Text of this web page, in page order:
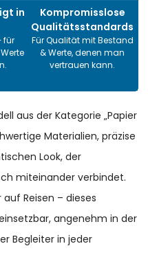
in
für
Kompromisslose
Qualitätsstandards
Für Qualität mit Bestand
& Werte, denen man
vertrauen kann.
aus der Kategorie „Papier
Materialien, präzise
Look, der
miteinander verbindet.
Reisen – dieses
angenehm in der
Begleiter in jeder